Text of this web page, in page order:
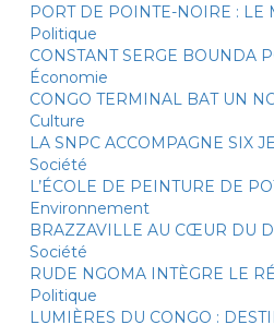
PORT DE POINTE-NOIRE : LE
Politique
CONSTANT SERGE BOUNDA
Économie
CONGO TERMINAL BAT UN
Culture
LA SNPC ACCOMPAGNE SIX
Société
L’ÉCOLE DE PEINTURE DE
Environnement
BRAZZAVILLE AU CŒUR DU
Société
RUDE NGOMA INTÈGRE LE
Politique
LUMIÈRES DU CONGO :